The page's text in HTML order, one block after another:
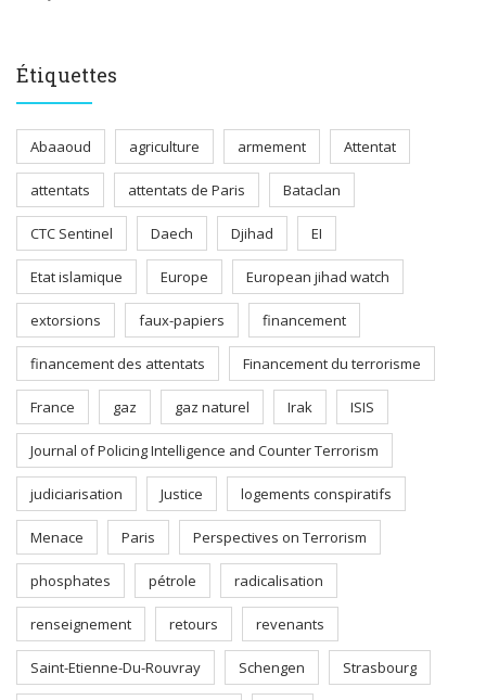
Étiquettes
Abaaoud agriculture armement Attentat
attentats attentats de Paris Bataclan
CTC Sentinel Daech Djihad EI
Etat islamique Europe European jihad watch
extorsions faux-papiers financement
financement des attentats Financement du terrorisme
France gaz gaz naturel Irak ISIS
Journal of Policing Intelligence and Counter Terrorism
judiciarisation Justice logements conspiratifs
Menace Paris Perspectives on Terrorism
phosphates pétrole radicalisation
renseignement retours revenants
Saint-Etienne-Du-Rouvray Schengen Strasbourg